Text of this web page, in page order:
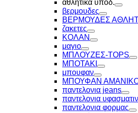
αθλητικα υποδ.
Toggle
βερμουδες
Toggle
ΒΕΡΜΟΥΔΕΣ
ζακετες
Toggle
ΚΟΛΑΝ
Toggle
μαγιο
Toggle
ΜΠΛΟΥΖΕΣ-TOPS
ΜΠΟΤΑΚΙ
Toggle
μπουφαν
Toggle
ΜΠΟΥΦΑΝ
παντελονια jeans
παντελονια
παντελονια φορμας